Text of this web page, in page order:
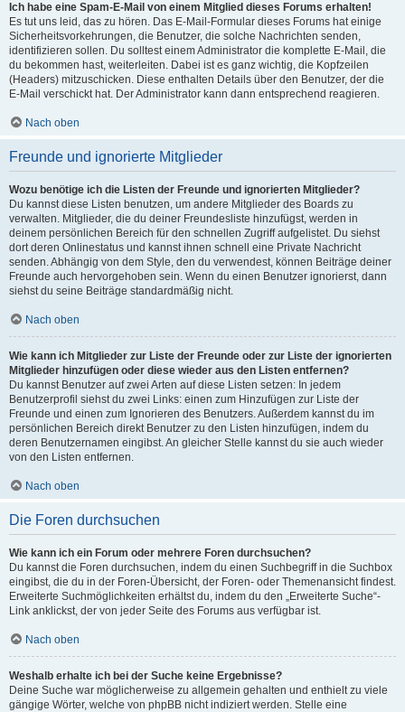
Ich habe eine Spam-E-Mail von einem Mitglied dieses Forums erhalten!
Es tut uns leid, das zu hören. Das E-Mail-Formular dieses Forums hat einige
Sicherheitsvorkehrungen, die Benutzer, die solche Nachrichten senden,
identifizieren sollen. Du solltest einem Administrator die komplette E-Mail, die
du bekommen hast, weiterleiten. Dabei ist es ganz wichtig, die Kopfzeilen
(Headers) mitzuschicken. Diese enthalten Details über den Benutzer, der die
E-Mail verschickt hat. Der Administrator kann dann entsprechend reagieren.
Nach oben
Freunde und ignorierte Mitglieder
Wozu benötige ich die Listen der Freunde und ignorierten Mitglieder?
Du kannst diese Listen benutzen, um andere Mitglieder des Boards zu
verwalten. Mitglieder, die du deiner Freundesliste hinzufügst, werden in
deinem persönlichen Bereich für den schnellen Zugriff aufgelistet. Du siehst
dort deren Onlinestatus und kannst ihnen schnell eine Private Nachricht
senden. Abhängig von dem Style, den du verwendest, können Beiträge deiner
Freunde auch hervorgehoben sein. Wenn du einen Benutzer ignorierst, dann
siehst du seine Beiträge standardmäßig nicht.
Nach oben
Wie kann ich Mitglieder zur Liste der Freunde oder zur Liste der ignorierten
Mitglieder hinzufügen oder diese wieder aus den Listen entfernen?
Du kannst Benutzer auf zwei Arten auf diese Listen setzen: In jedem
Benutzerprofil siehst du zwei Links: einen zum Hinzufügen zur Liste der
Freunde und einen zum Ignorieren des Benutzers. Außerdem kannst du im
persönlichen Bereich direkt Benutzer zu den Listen hinzufügen, indem du
deren Benutzernamen eingibst. An gleicher Stelle kannst du sie auch wieder
von den Listen entfernen.
Nach oben
Die Foren durchsuchen
Wie kann ich ein Forum oder mehrere Foren durchsuchen?
Du kannst die Foren durchsuchen, indem du einen Suchbegriff in die Suchbox
eingibst, die du in der Foren-Übersicht, der Foren- oder Themenansicht findest.
Erweiterte Suchmöglichkeiten erhältst du, indem du den „Erweiterte Suche“-
Link anklickst, der von jeder Seite des Forums aus verfügbar ist.
Nach oben
Weshalb erhalte ich bei der Suche keine Ergebnisse?
Deine Suche war möglicherweise zu allgemein gehalten und enthielt zu viele
gängige Wörter, welche von phpBB nicht indiziert werden. Stelle eine